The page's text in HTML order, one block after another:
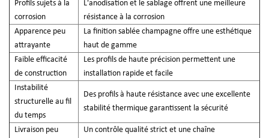
Profils sujets à la
corrosion
L'anodisation et le sablage offrent une meilleure
résistance à la corrosion
Apparence peu
attrayante
La finition sablée champagne offre une esthétique
haut de gamme
Faible efficacité
de construction
Les profils de haute précision permettent une
installation rapide et facile
Instabilité
structurelle au fil
du temps
Des profils à haute résistance avec une excellente
stabilité thermique garantissent la sécurité
Livraison peu
Un contrôle qualité strict et une chaîne